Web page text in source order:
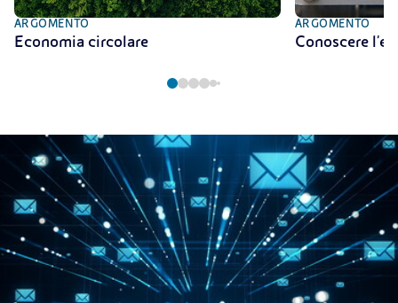
ARGOMENTO
Economia circolare
ARGOMENTO
Conoscere